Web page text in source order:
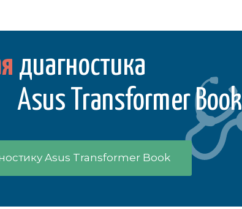
диагностика
Asus Transformer Book
Asus Transformer Book